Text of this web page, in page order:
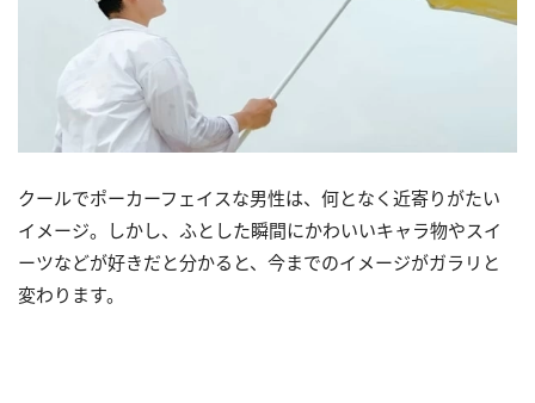
クールでポーカーフェイスな男性は、何となく近寄りがたい
イメージ。しかし、ふとした瞬間にかわいいキャラ物やスイ
ーツなどが好きだと分かると、今までのイメージがガラリと
変わります。